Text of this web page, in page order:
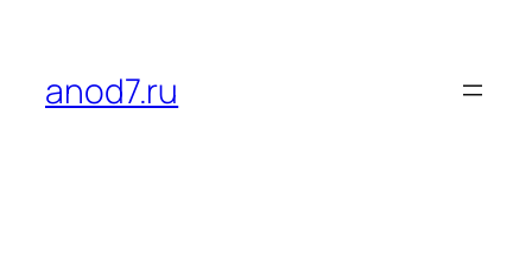
содержимому
anod7.ru